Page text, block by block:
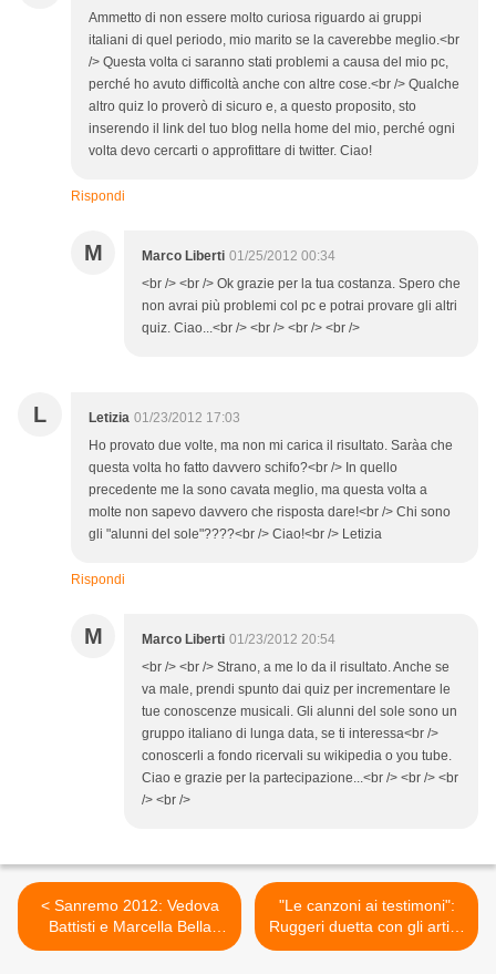
Ammetto di non essere molto curiosa riguardo ai gruppi
italiani di quel periodo, mio marito se la caverebbe meglio.<br
/> Questa volta ci saranno stati problemi a causa del mio pc,
perché ho avuto difficoltà anche con altre cose.<br /> Qualche
altro quiz lo proverò di sicuro e, a questo proposito, sto
inserendo il link del tuo blog nella home del mio, perché ogni
volta devo cercarti o approfittare di twitter. Ciao!
Rispondi
M Marco Liberti 01/25/2012 00:34
<br /> <br /> Ok grazie per la tua costanza. Spero che
non avrai più problemi col pc e potrai provare gli altri
quiz. Ciao...<br /> <br /> <br /> <br />
L Letizia 01/23/2012 17:03
Ho provato due volte, ma non mi carica il risultato. Saràa che
questa volta ho fatto davvero schifo?<br /> In quello
precedente me la sono cavata meglio, ma questa volta a
molte non sapevo davvero che risposta dare!<br /> Chi sono
gli "alunni del sole"????<br /> Ciao!<br /> Letizia
Rispondi
M Marco Liberti 01/23/2012 20:54
<br /> <br /> Strano, a me lo da il risultato. Anche se
va male, prendi spunto dai quiz per incrementare le
tue conoscenze musicali. Gli alunni del sole sono un
gruppo italiano di lunga data, se ti interessa<br />
conoscerli a fondo ricervali su wikipedia o you tube.
Ciao e grazie per la partecipazione...<br /> <br /> <br
/> <br />
< Sanremo 2012: Vedova
Battisti e Marcella Bella
contro Morandi
"Le canzoni ai testimoni":
Ruggeri duetta con gli artisti
di domani >